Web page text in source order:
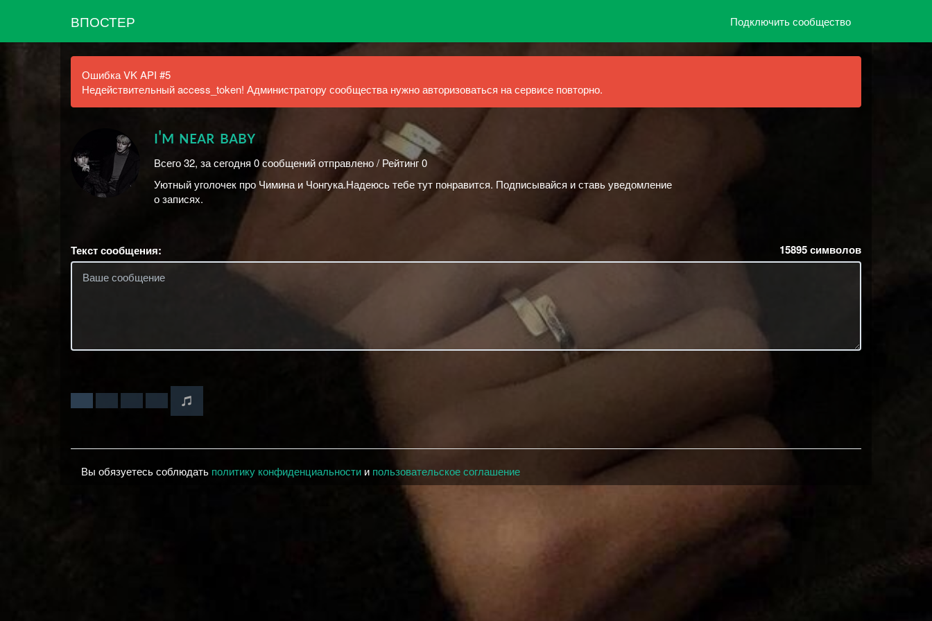
ВПОСТЕР Подключить сообщество
Ошибка VK API #5
Недействительный access_token! Администратору сообщества нужно авторизоваться на сервисе повторно.
ɪ'ᴍ ɴᴇᴀʀ ʙᴀʙʏ
Всего 32, за сегодня 0 сообщений отправлено / Рейтинг 0
Уютный уголочек про Чимина и Чонгука.Надеюсь тебе тут понравится. Подписывайся и ставь уведомление
о записях.
Текст сообщения: 15895символов
Вы обязуетесь соблюдать политику конфиденциальности и пользовательское соглашение